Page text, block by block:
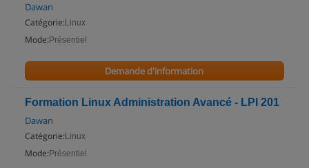
Dawan
Catégorie: Linux
Mode: Présentiel
Demande d'information
Formation Linux Administration Avancé - LPI 201
Dawan
Catégorie: Linux
Mode: Présentiel